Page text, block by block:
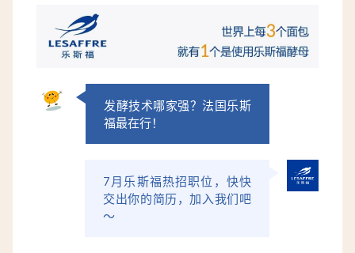
发酵技术哪家强？法国乐斯
福最在行！
7月乐斯福热招职位，快快
交出你的简历，加入我们吧
～